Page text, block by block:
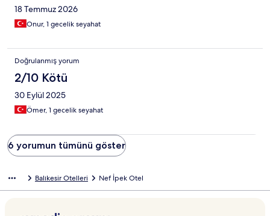
18 Temmuz 2026
Onur, 1 gecelik seyahat
Doğrulanmış yorum
2/10 Kötü
30 Eylül 2025
Ömer, 1 gecelik seyahat
6 yorumun tümünü göster
Balıkesir Otelleri Nef İpek Otel